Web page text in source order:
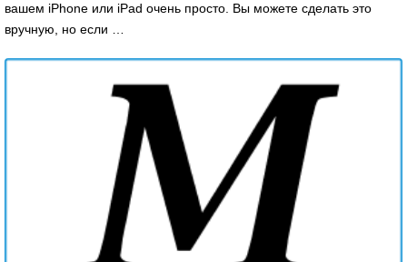
вашем iPhone или iPad очень просто. Вы можете сделать это
вручную, но если …